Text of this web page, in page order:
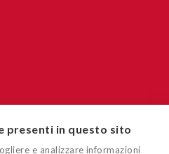
presenti in questo sito
e analizzare informazioni